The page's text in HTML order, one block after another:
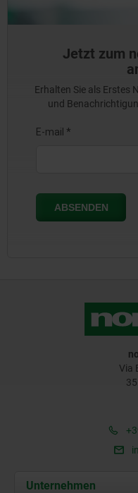
Jetzt zum
Erhalten Sie als Erstes
und
Via
Unternehmen